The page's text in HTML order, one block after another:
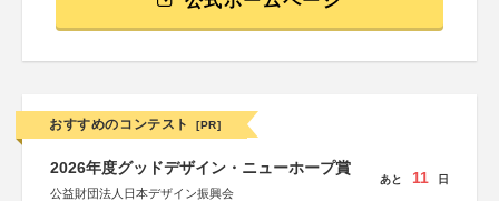
おすすめのコンテスト [PR]
2026年度グッドデザイン・ニューホープ賞
公益財団法人日本デザイン振興会
あと 11 日